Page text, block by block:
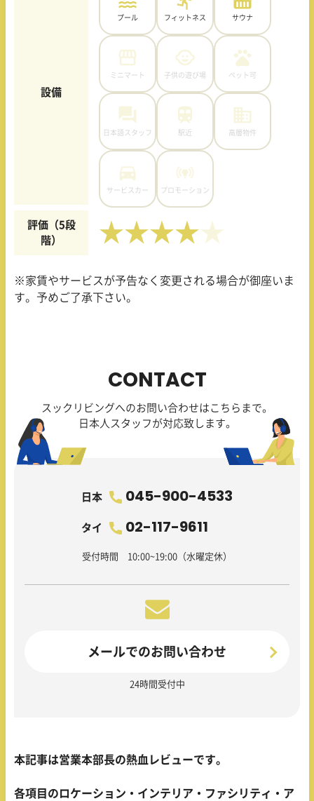
設備
プール フィットネス サウナ
ミニマート 子供の遊び場 ペット可
日本語スタッフ 駅近 高層物件
サービスカー プロモーション
評価（5段
階）
★★★★
※家賃やサービスが予告なく変更される場合が御座いま
す。予めご了承下さい。
CONTACT
スックリビングへのお問い合わせはこちらまで。
日本人スタッフが対応致します。
日本 045-900-4533
タイ 02-117-9611
受付時間 10:00~19:00（水曜定休）
メールでのお問い合わせ
24時間受付中
本記事は営業本部長の熱血レビューです。
各項目のロケーション・インテリア・ファシリティ・ア